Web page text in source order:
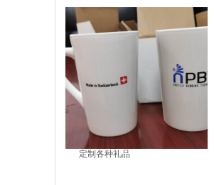
定制各种礼品